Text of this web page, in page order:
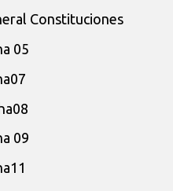
Constituciones
05
09